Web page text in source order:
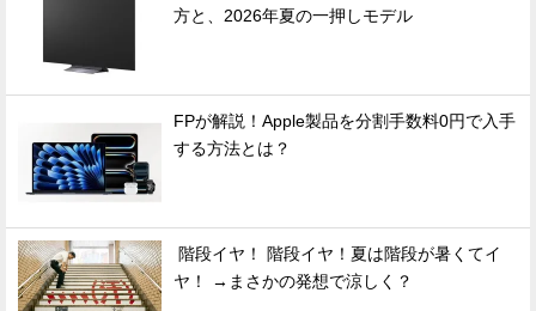
方と、2026年夏の一押しモデル
FPが解説！Apple製品を分割手数料0円で入手
する方法とは？
階段イヤ！ 階段イヤ！夏は階段が暑くてイ
ヤ！ →まさかの発想で涼しく？